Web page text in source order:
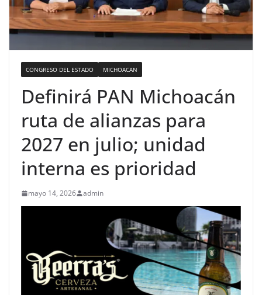
CONGRESO DEL ESTADO MICHOACAN
Definirá PAN Michoacán
ruta de alianzas para
2027 en julio; unidad
interna es prioridad
mayo 14, 2026 admin